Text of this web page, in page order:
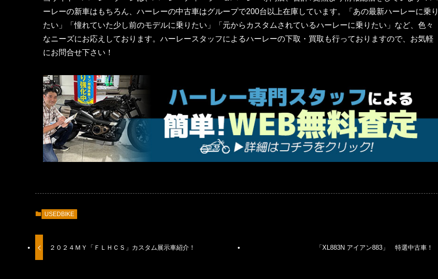
ーレーの新車はもちろん、ハーレーの中古車はグループで200台以上在庫しています。「あの最新ハーレーに乗り
たい」「憧れていた少し前のモデルに乗りたい」「元からカスタムされているハーレーに乗りたい」など、色々
なニーズにお応えしております。ハーレースタッフによるハーレーの下取・買取も行っておりますので、お気軽
にお問合せ下さい！
USEDBIKE
２０２４ＭＹ「ＦＬＨＣＳ」カスタム展示車紹介！ 「XL883N アイアン883」 特選中古車！